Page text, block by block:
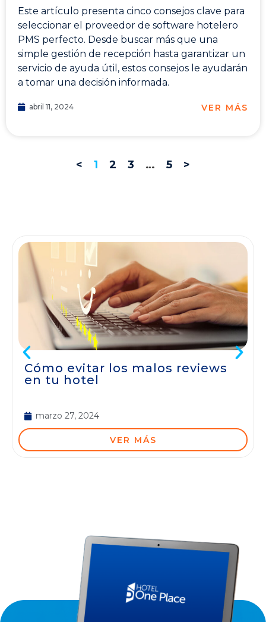
Este artículo presenta cinco consejos clave para
seleccionar el proveedor de software hotelero
PMS perfecto. Desde buscar más que una
simple gestión de recepción hasta garantizar un
servicio de ayuda útil, estos consejos le ayudarán
a tomar una decisión informada.
abril 11, 2024 VER MÁS
< 1 2 3 … 5 >
Cómo evitar los malos reviews
en tu hotel
marzo 27, 2024
VER MÁS